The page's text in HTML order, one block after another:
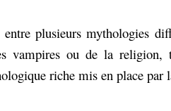
entre plusieurs mythologies
vampires ou de la religion,
riche mis en place par